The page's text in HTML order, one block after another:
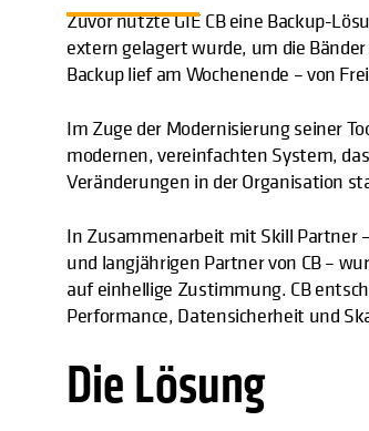
Zuvor nutzte GIE CB eine Backup-
extern gelagert wurde, um die
Backup lief am Wochenende – von
Im Zuge der Modernisierung seiner
modernen, vereinfachten System,
Veränderungen in der Organisation
In Zusammenarbeit mit Skill Partner
und langjährigen Partner von CB –
auf einhellige Zustimmung. CB
Performance, Datensicherheit und
Die Lösung